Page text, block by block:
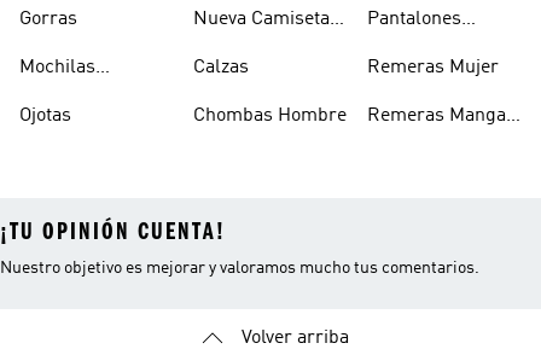
Gorras
Mochilas
Ojotas
Nueva Camiseta
Calzas
Chombas Hombre
Hombre
Pantalones
Remeras Mujer
Remeras Manga
¡TU OPINIÓN CUENTA!
Nuestro objetivo es mejorar y valoramos mucho tus comentarios.
Volver arriba